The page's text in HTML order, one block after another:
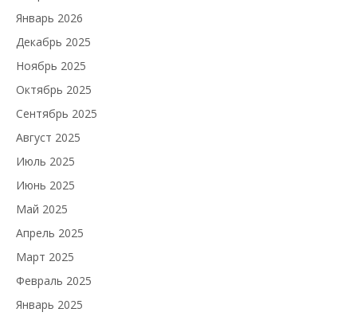
Январь 2026
Декабрь 2025
Ноябрь 2025
Октябрь 2025
Сентябрь 2025
Август 2025
Июль 2025
Июнь 2025
Май 2025
Апрель 2025
Март 2025
Февраль 2025
Январь 2025